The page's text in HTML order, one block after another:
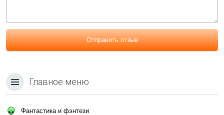
Отправить отзыв
Главное меню
Фантастика и фэнтези